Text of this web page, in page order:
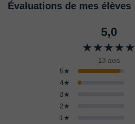
Évaluations de mes élèves
5,0
★★★★★
13 avis
5★
4★
3★
2★
1★